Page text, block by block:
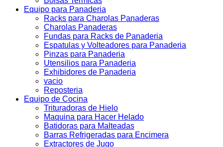
Equipo para Panaderia
Racks para Charolas Panaderas
Charolas Panaderas
Fundas para Racks de Panaderia
Espatulas y Volteadores para Panaderia
Pinzas para Panaderia
Utensilios para Panaderia
Exhibidores de Panaderia
vacio
Reposteria
Equipo de Cocina
Trituradoras de Hielo
Maquina para Hacer Helado
Batidoras para Malteadas
Barras Refrigeradas para Encimera
Extractores de Jugo